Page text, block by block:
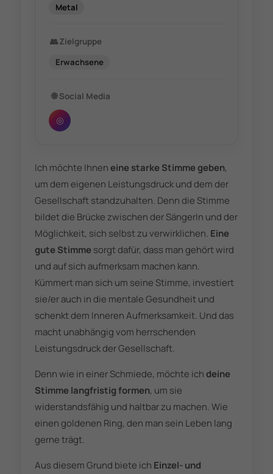
Metal
👥Zielgruppe
Erwachsene
🌐 Social Media
◎
Ich möchte Ihneneine starke Stimme geben,
um dem eigenen Leistungsdruck und dem der
Gesellschaft standzuhalten. Denn die Stimme
bildet die Brücke zwischen der SängerIn und der
Möglichkeit, sich selbst zu verwirklichen. Eine
gute Stimmesorgt dafür, dass man gehört wird
und auf sich aufmerksam machen kann.
Kümmert man sich um seine Stimme, investiert
sie/er auch in die mentale Gesundheit und
schenkt dem Inneren Aufmerksamkeit. Und das
macht unabhängig vom herrschenden
Leistungsdruck der Gesellschaft.
Denn wie in einer Schmiede, möchte ichdeine
Stimme langfristig formen, um sie
widerstandsfähig und haltbar zu machen. Wie
einen goldenen Ring, den man sein Leben lang
gerne trägt.
Aus diesem Grund biete ich Einzel- und